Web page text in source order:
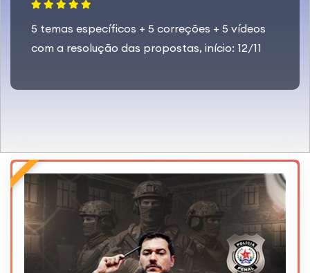
5 temas específicos + 5 correções + 5 vídeos
com a resolução das propostas, início: 12/11